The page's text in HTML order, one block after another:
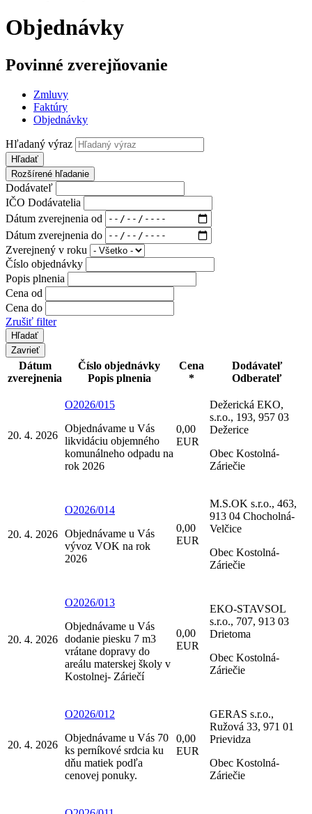
Objednávky
Povinné zverejňovanie
Zmluvy
Faktúry
Objednávky
Hľadaný výraz
Hľadať
Rozšírené hľadanie
Dodávateľ
IČO Dodávatelia
Dátum zverejnenia od
Dátum zverejnenia do
Zverejnený v roku
Číslo objednávky
Popis plnenia
Cena od
Cena do
Zrušiť filter
Zavrieť
Dátum
zverejnenia
Číslo objednávky
Popis plnenia
Cena
*
Dodávateľ
Odberateľ
20. 4. 2026
O2026/015
Objednávame u Vás
likvidáciu objemného
komunálneho odpadu na
rok 2026
0,00
EUR
Dežerická EKO,
s.r.o., 193, 957 03
Dežerice
Obec Kostolná-
Záriečie
20. 4. 2026
O2026/014
Objednávame u Vás
vývoz VOK na rok
2026
0,00
EUR
M.S.OK s.r.o., 463,
913 04 Chocholná-
Velčice
Obec Kostolná-
Záriečie
20. 4. 2026
O2026/013
Objednávame u Vás
dodanie piesku 7 m3
vrátane dopravy do
areálu materskej školy v
Kostolnej- Záriečí
0,00
EUR
EKO-STAVSOL
s.r.o., 707, 913 03
Drietoma
Obec Kostolná-
Záriečie
20. 4. 2026
O2026/012
Objednávame u Vás 70
ks perníkové srdcia ku
dňu matiek podľa
cenovej ponuky.
0,00
EUR
GERAS s.r.o.,
Ružová 33, 971 01
Prievidza
Obec Kostolná-
Záriečie